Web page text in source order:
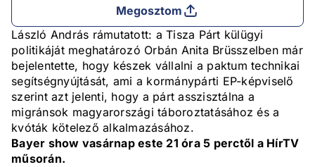
Megosztom
László András rámutatott: a Tisza Párt külügyi
politikáját meghatározó Orbán Anita Brüsszelben már
bejelentette, hogy készek vállalni a paktum technikai
segítségnyújtását, ami a kormánypárti EP-képviselő
szerint azt jelenti, hogy a párt asszisztálna a
migránsok magyarországi táboroztatásához és a
kvóták kötelező alkalmazásához.
Bayer show vasárnap este 21 óra 5 perctől a HírTV
műsorán.